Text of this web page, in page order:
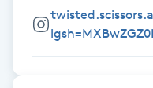
Gellack
Gellack med